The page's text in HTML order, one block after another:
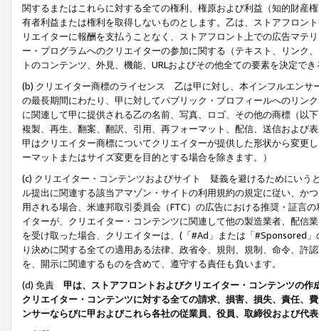
関するまたはこれらに対する全ての権利、権原および利益（知的財産
有者利益または権利を取得しないものとします。乙は、ストアフロン
リエイターに報酬を支払うことなく、ストアフロント上での広告マテ
ー・プログラムへのクリエイターの参加に関する（テキスト、リンク
トのコンテンツ、外見、機能、URLおよびその他全ての要素を決定で
(b) クリエイター商標のライセンス 乙は甲に対し、本インフルエンサ
の最長期間にわたり、甲に対してパブリック・プロフィールへのリン
に関連して甲に提供される乙の名前、写真、ロゴ、その他の商標（以
複製、再生、翻案、翻訳、引用、再フォーマット、配信、送信および
甲はクリエイター商標についてクリエイターが提供した形状から変更
ーマットまたはサイズ変更を目的とする場合を除きます。）
(c) クリエイター・コンテンツおよびサイト 疑義を避けるためにいう
ル提出に関連する該当アマゾン・サイトの利用規約の規定に従い、か
用される場合、米連邦取引委員会（FTC）の広告における推奨・証言
イターが、クリエイター・コンテンツに関連して他の製造業者、配信
を受け取った場合、クリエイターは、(「#Ad」または「#Sponsored
り決めに関する全ての適用ある法律、政省令、規則、規制、命令、許
を、開示に関連するものを含めて、遵守する責任も負います。
(d) 免責 甲は、ストアフロントおよびクリエイター・コンテンツの
クリエイター・コンテンツに対する全ての請求、損害、損失、責任、
ンサーならびに甲およびこれら各社の従業員、役員、取締役および代